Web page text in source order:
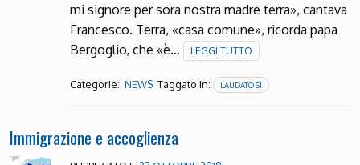
mi signore per sora nostra madre terra», cantava
Francesco. Terra, «casa comune», ricorda papa
Bergoglio, che «è…
LEGGI TUTTO
Categorie: NEWS Taggato in: LAUDATO SÌ
Immigrazione e accoglienza